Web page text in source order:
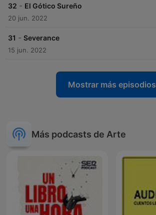
32 - El Gótico Sureño
20 jun. 2022
31 - Severance
15 jun. 2022
Mostrar más episodios
Más podcasts de Arte